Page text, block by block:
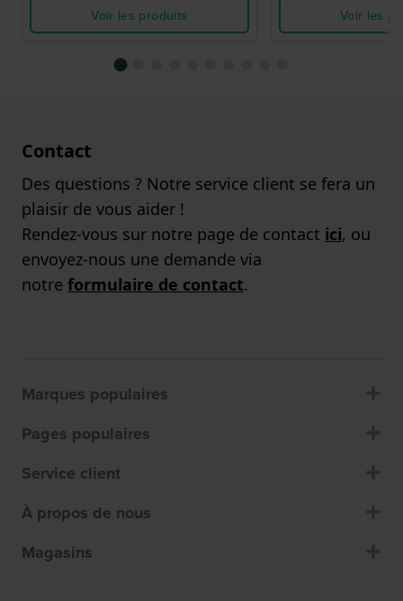
Voir les produits
Voir les
Contact
Des questions ? Notre service client se fera un
plaisir de vous aider !
Rendez-vous sur notre page de contact ici, ou
envoyez-nous une demande via
notre formulaire de contact.
Marques populaires
Pages populaires
Service client
À propos de nous
Magasins